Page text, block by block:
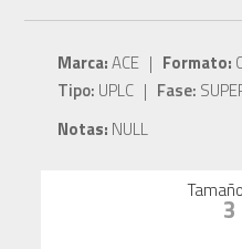
Marca:ACE | Formato:
Tipo: UPLC | Fase:
Notas: NULL